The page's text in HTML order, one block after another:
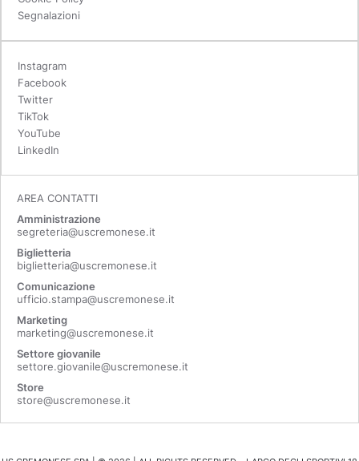
Segnalazioni
Instagram
Facebook
Twitter
TikTok
YouTube
LinkedIn
AREA CONTATTI
Amministrazione
segreteria@uscremonese.it
Biglietteria
biglietteria@uscremonese.it
Comunicazione
ufficio.stampa@uscremonese.it
Marketing
marketing@uscremonese.it
Settore giovanile
settore.giovanile@uscremonese.it
Store
store@uscremonese.it